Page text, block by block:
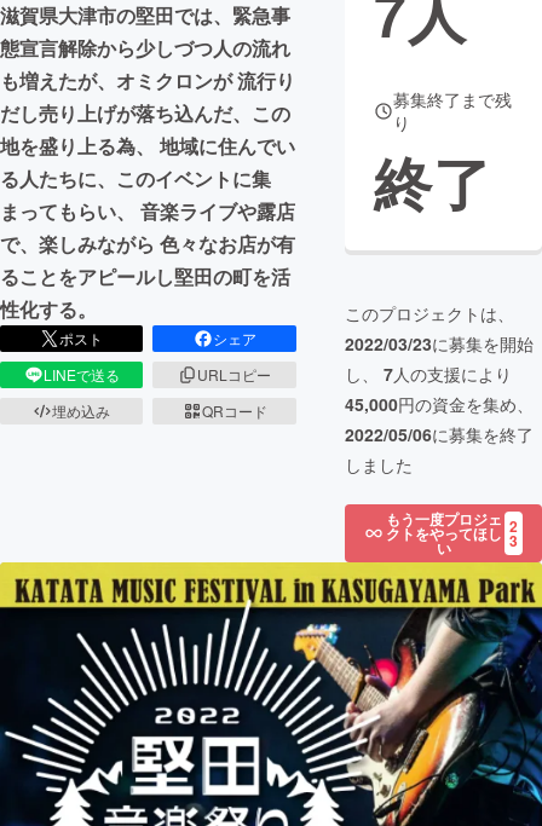
滋賀県大津市の堅田では、緊急事
態宣言解除から少しづつ人の流れ
も増えたが、オミクロンが 流行り
だし売り上げが落ち込んだ、この
地を盛り上る為、 地域に住んでい
る人たちに、このイベントに集
まってもらい、 音楽ライブや露店
で、楽しみながら 色々なお店が有
ることをアピールし堅田の町を活
性化する。
ポスト
シェア
LINEで送る
URLコピー
埋め込み
QRコード
募集終了まで残
り
終了
このプロジェクトは、
2022/03/23に募集を開始
し、 7人の支援により
45,000円の資金を集め、
2022/05/06に募集を終了
しました
もう一度プロジェ
クトをやってほし
い
2
3